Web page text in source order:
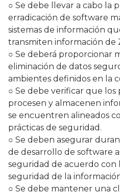
○ Se debe llevar a cabo la
erradicación de software
sistemas de información
transmiten información de
○ Se deberá proporcionar
eliminación de datos
ambientes definidos en la
○ Se debe verificar que
procesen y almacenen
se encuentren alineados
prácticas de seguridad.
○ Se deben asegurar
de desarrollo de software
seguridad de acuerdo con
seguridad de la
○ Se debe mantener una